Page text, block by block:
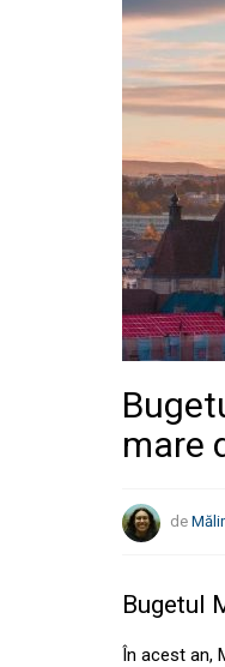
mare
de
Bugetul
În acest an,